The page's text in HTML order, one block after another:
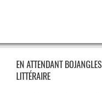
EN ATTENDANT
LITTÉRAIRE